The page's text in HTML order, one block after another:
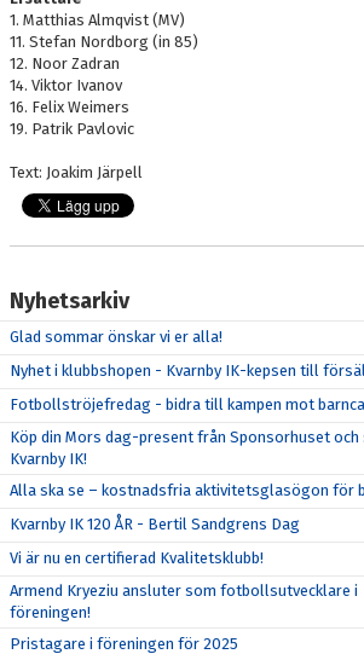
1. Matthias Almqvist (MV)
11. Stefan Nordborg (in 85)
12. Noor Zadran
14. Viktor Ivanov
16. Felix Weimers
19. Patrik Pavlovic
Text: Joakim Järpell
Nyhetsarkiv
Glad sommar önskar vi er alla!
Nyhet i klubbshopen - Kvarnby IK-kepsen till
Fotbollströjefredag - bidra till kampen mot
Köp din Mors dag-present från Sponsorhuset
Kvarnby IK!
Alla ska se – kostnadsfria aktivitetsglasögon för
Kvarnby IK 120 ÅR - Bertil Sandgrens Dag
Vi är nu en certifierad Kvalitetsklubb!
Armend Kryeziu ansluter som fotbollsutvecklare i
föreningen!
Pristagare i föreningen för 2025